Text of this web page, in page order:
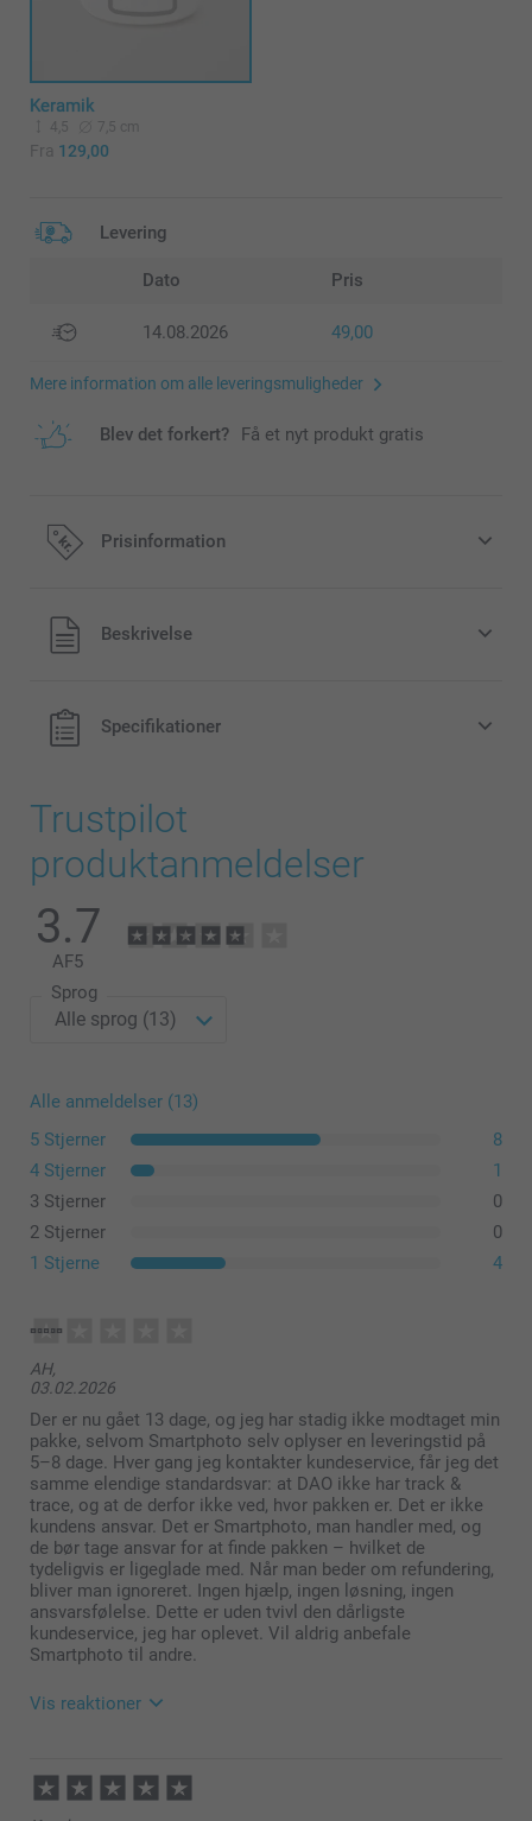
Keramik
4,5 7,5 cm
Fra 129,00
Levering
Dato Pris
14.08.2026 49,00
Mere information om alle leveringsmuligheder
Blev det forkert? Få et nyt produkt gratis
Prisinformation
Alle priser inklusive moms og uden
forsendelsesomkostninger
Beskrivelse
Specifikationer
Frostet, gennemsigtigt glas (Lille & Stor)
Bambuslåg (Stor)
Gummibånd for at sikre en lufttæt lukning (Stor)
Trustpilot
produktanmeldelser
3.7
AF5
Sprog
Alle anmeldelser (13)
5 Stjerner
8
4 Stjerner
1
3 Stjerner
0
2 Stjerner
0
1 Stjerne
4
AH,
03.02.2026
Der er nu gået 13 dage, og jeg har stadig ikke modtaget min
pakke, selvom Smartphoto selv oplyser en leveringstid på
5–8 dage. Hver gang jeg kontakter kundeservice, får jeg det
samme elendige standardsvar: at DAO ikke har track &
trace, og at de derfor ikke ved, hvor pakken er. Det er ikke
kundens ansvar. Det er Smartphoto, man handler med, og
de bør tage ansvar for at finde pakken – hvilket de
tydeligvis er ligeglade med. Når man beder om refundering,
bliver man ignoreret. Ingen hjælp, ingen løsning, ingen
ansvarsfølelse. Dette er uden tvivl den dårligste
kundeservice, jeg har oplevet. Vil aldrig anbefale
Smartphoto til andre.
Vis reaktioner
08:49
Kære kunde